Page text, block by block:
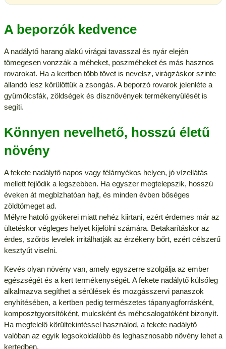
A beporzók kedvence
A nadálytő harang alakú virágai tavasszal és nyár elején
tömegesen vonzzák a méheket, poszméheket és más hasznos
rovarokat. Ha a kertben több tövet is nevelsz, virágzáskor szinte
állandó lesz körülöttük a zsongás. A beporzó rovarok jelenléte a
gyümölcsfák, zöldségek és dísznövények termékenyülését is
segíti.
Könnyen nevelhető, hosszú életű
növény
A fekete nadálytő napos vagy félárnyékos helyen, jó vízellátás
mellett fejlődik a legszebben. Ha egyszer megtelepszik, hosszú
éveken át megbízhatóan hajt, és minden évben bőséges
zöldtömeget ad.
Mélyre hatoló gyökerei miatt nehéz kiirtani, ezért érdemes már az
ültetéskor végleges helyet kijelölni számára. Betakarításkor az
érdes, szőrös levelek irritálhatják az érzékeny bőrt, ezért célszerű
kesztyűt viselni.
Kevés olyan növény van, amely egyszerre szolgálja az ember
egészségét és a kert termékenységét. A fekete nadálytő külsőleg
alkalmazva segíthet a sérülések és mozgásszervi panaszok
enyhítésében, a kertben pedig természetes tápanyagforrásként,
komposztgyorsítóként, mulcsként és méhcsalogatóként bizonyít.
Ha megfelelő körültekintéssel használod, a fekete nadálytő
valóban az egyik legsokoldalúbb és leghasznosabb növény lehet a
kertedben.